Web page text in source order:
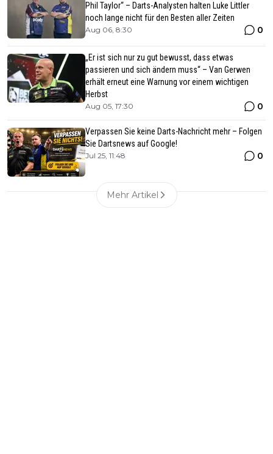
Phil Taylor“ – Darts-Analysten halten Luke Littler
noch lange nicht für den Besten aller Zeiten
Aug 06, 8:30 0
„Er ist sich nur zu gut bewusst, dass etwas
passieren und sich ändern muss“ – Van Gerwen
erhält erneut eine Warnung vor einem wichtigen
Herbst
Aug 05, 17:30 0
Verpassen Sie keine Darts-Nachricht mehr – Folgen
Sie Dartsnews auf Google!
Jul 25, 11:48 0
Mehr Artikel